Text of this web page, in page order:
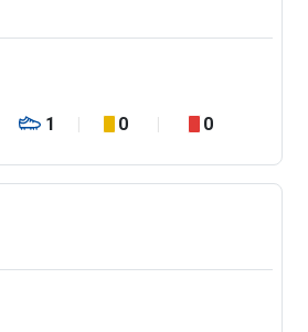
1 0 0